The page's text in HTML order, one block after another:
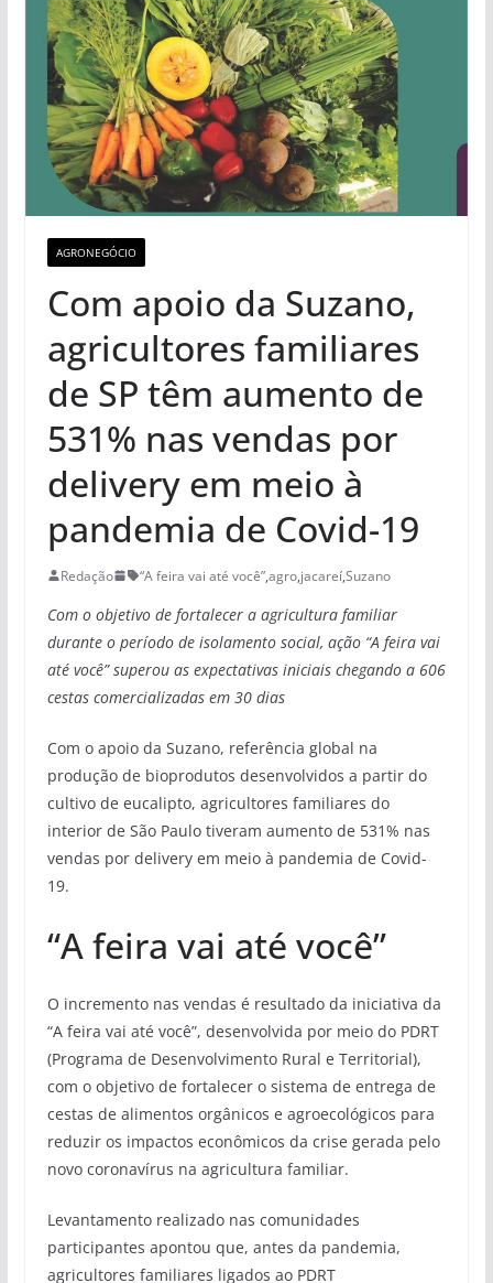
AGRONEGÓCIO
Com apoio da Suzano,
agricultores familiares
de SP têm aumento de
531% nas vendas por
delivery em meio à
pandemia de Covid-19
Redação “A feira vai até você”,agro,jacareí,Suzano
Com o objetivo de fortalecer a agricultura familiar
durante o período de isolamento social, ação “A feira vai
até você” superou as expectativas iniciais chegando a 606
cestas comercializadas em 30 dias
Com o apoio da Suzano, referência global na
produção de bioprodutos desenvolvidos a partir do
cultivo de eucalipto, agricultores familiares do
interior de São Paulo tiveram aumento de 531% nas
vendas por delivery em meio à pandemia de Covid-
19.
“A feira vai até você”
O incremento nas vendas é resultado da iniciativa da
“A feira vai até você”, desenvolvida por meio do PDRT
(Programa de Desenvolvimento Rural e Territorial),
com o objetivo de fortalecer o sistema de entrega de
cestas de alimentos orgânicos e agroecológicos para
reduzir os impactos econômicos da crise gerada pelo
novo coronavírus na agricultura familiar.
Levantamento realizado nas comunidades
participantes apontou que, antes da pandemia,
agricultores familiares ligados ao PDRT